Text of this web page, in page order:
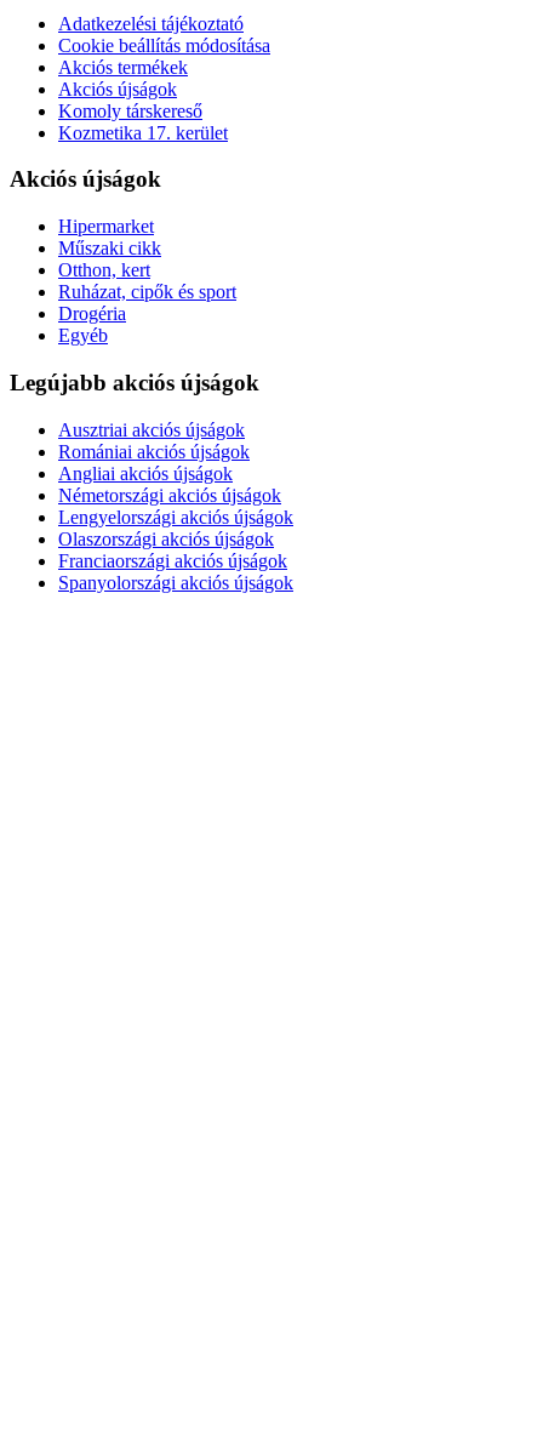
Adatkezelési tájékoztató
Cookie beállítás módosítása
Akciós termékek
Akciós újságok
Komoly társkereső
Kozmetika 17. kerület
Akciós újságok
Hipermarket
Műszaki cikk
Otthon, kert
Ruházat, cipők és sport
Drogéria
Egyéb
Legújabb akciós újságok
Ausztriai akciós újságok
Romániai akciós újságok
Angliai akciós újságok
Németországi akciós újságok
Lengyelországi akciós újságok
Olaszországi akciós újságok
Franciaországi akciós újságok
Spanyolországi akciós újságok